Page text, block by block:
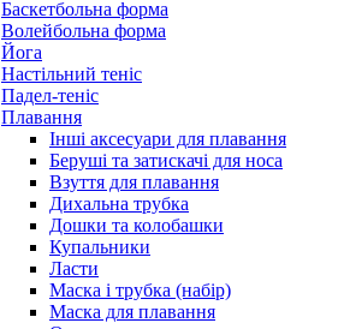
Баскетбольна форма
Волейбольна форма
Йога
Настільний теніс
Падел-теніс
Плавання
Інші аксесуари для плавання
Беруші та затискачі для носа
Взуття для плавання
Дихальна трубка
Дошки та колобашки
Купальники
Ласти
Маска і трубка (набір)
Маска для плавання